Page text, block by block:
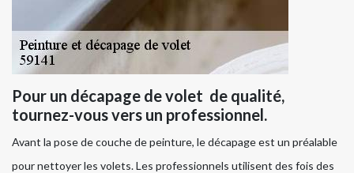
Pour un décapage de volet de qualité,
tournez-vous vers un professionnel.
Avant la pose de couche de peinture, le décapage est un préalable
pour nettoyer les volets. Les professionnels utilisent des fois des